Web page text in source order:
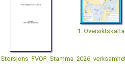
1. Översiktskarta